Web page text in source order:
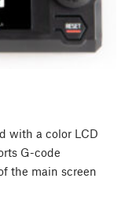
with a color LCD
G-code
the main screen